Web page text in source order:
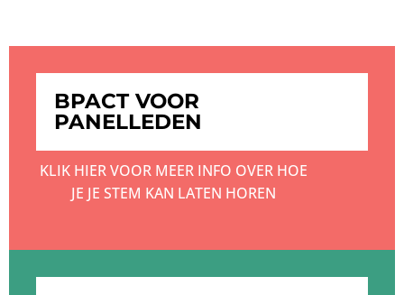
BPACT VOOR
PANELLEDEN
KLIK HIER VOOR MEER INFO OVER HOE
JE JE STEM KAN LATEN HOREN